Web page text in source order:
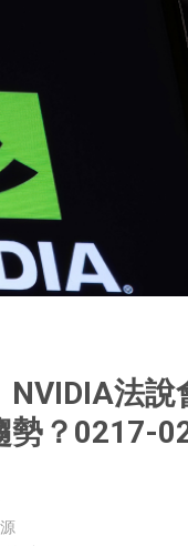
NVIDIA法
勢？0217-